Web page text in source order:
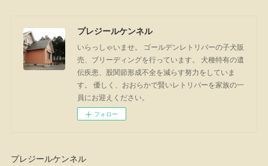
プレジールケンネル
いらっしゃいませ。 ゴールデンレトリバーの子犬販
売、ブリーディングを行っています。 犬種特有の遺
伝疾患、股関節形成不全を減らす努力をしていま
す。 優しく、おおらかで賢いレトリバーを家族の一
員にお迎えください。
フォロー
プレジールケンネル